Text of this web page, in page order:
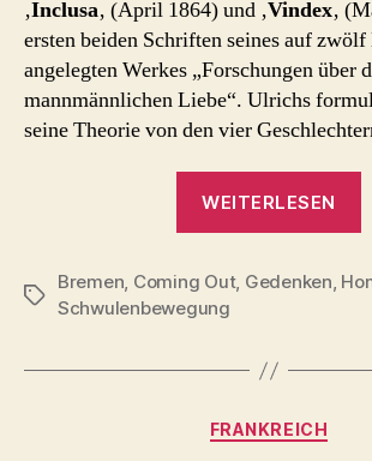
‚Inclusa‚ (April 1864) und ‚Vindex‚
ersten beiden Schriften seines auf zwölf
angelegten Werkes „Forschungen über
mannmännlichen Liebe“. Ulrichs
seine Theorie von den vier
WEITERLESEN
–
Schlagwörter
Bremen, Coming Out, Gedenken,
Schwulenbewegung
Kategorien
FRANKREICH